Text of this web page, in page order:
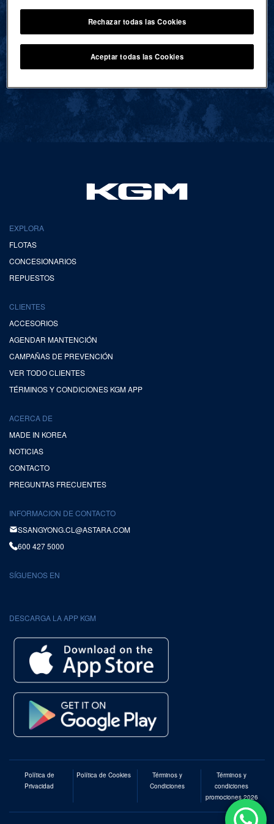
VOLVER AL INICIO
EXPLORA
FLOTAS
CONCESIONARIOS
REPUESTOS
CLIENTES
ACCESORIOS
AGENDAR MANTENCIÓN
CAMPAÑAS DE PREVENCIÓN
VER TODO CLIENTES
TÉRMINOS Y CONDICIONES KGM APP
ACERCA DE
MADE IN KOREA
NOTICIAS
CONTACTO
PREGUNTAS FRECUENTES
INFORMACION DE CONTACTO
SSANGYONG.CL@ASTARA.COM
600 427 5000
SÍGUENOS EN
DESCARGA LA APP KGM
Política de
Privacidad
Política de Cookies
Términos y
Condiciones
Términos y
condiciones
promociones 2026
Rechazar todas las Cookies
Aceptar todas las Cookies